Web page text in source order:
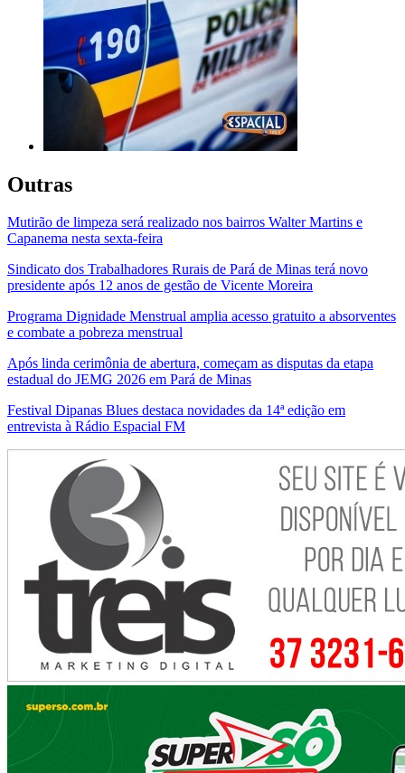
Outras
Mutirão de limpeza será realizado nos bairros Walter Martins e
Capanema nesta sexta-feira
Sindicato dos Trabalhadores Rurais de Pará de Minas terá novo
presidente após 12 anos de gestão de Vicente Moreira
Programa Dignidade Menstrual amplia acesso gratuito a absorventes
e combate a pobreza menstrual
Após linda cerimônia de abertura, começam as disputas da etapa
estadual do JEMG 2026 em Pará de Minas
Festival Dipanas Blues destaca novidades da 14ª edição em
entrevista à Rádio Espacial FM